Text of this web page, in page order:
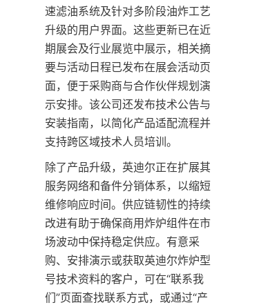
速滤油系统及针对多阶段油炸工艺
升级的用户界面。这些更新已在近
期展会及行业展览中展示，相关摘
要与活动日程已发布在展会活动页
面，便于采购商与合作伙伴规划演
示安排。该公司还发布技术公告与
安装指南，以简化产品适配流程并
支持跨区域技术人员培训。
除了产品升级，英迪尔正在扩展其
服务网络和备件分销体系，以缩短
维修响应时间。供应链韧性的持续
改进有助于确保商用炸炉组件在市
场波动中保持稳定供应。有意采
购、安排演示或获取英迪尔炸炉型
号技术资料的客户，可在“联系我
们”页面查找联系方式，或通过“产